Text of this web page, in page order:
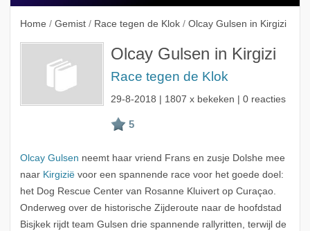
Home / Gemist / Race tegen de Klok / Olcay Gulsen in Kirgizi
Olcay Gulsen in Kirgizi
Race tegen de Klok
29-8-2018 | 1807 x bekeken | 0 reacties
Olcay Gulsen neemt haar vriend Frans en zusje Dolshe mee
naar Kirgiziëvoor een spannende race voor het goede doel:
het Dog Rescue Center van Rosanne Kluivert op Curaçao.
Onderweg over de historische Zijderoute naar de hoofdstad
Bisjkek rijdt team Gulsen drie spannende rallyritten, terwijl de